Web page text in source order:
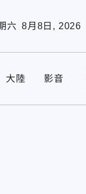
六 8月8日, 2026
大陸 影音